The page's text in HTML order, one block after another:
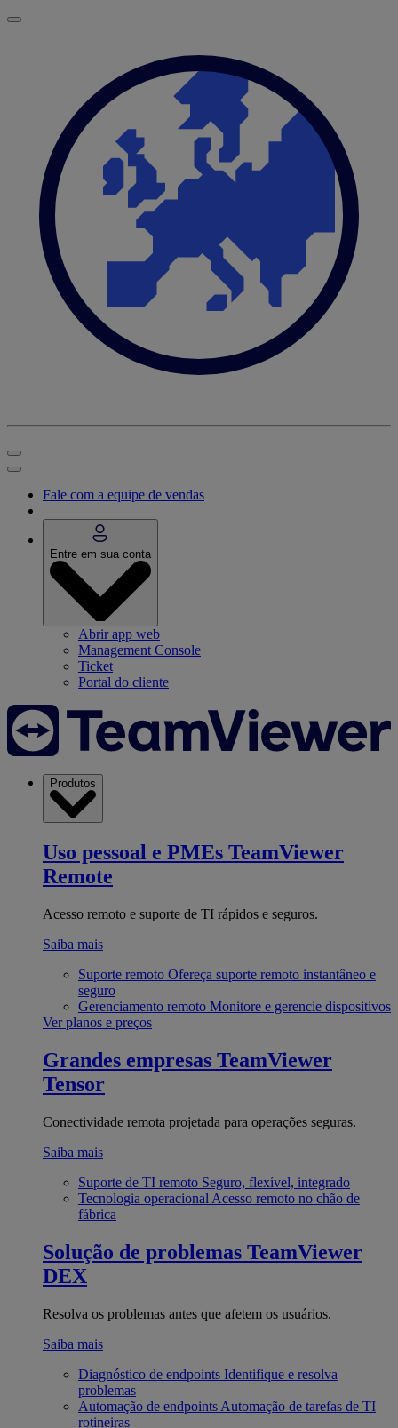
Fale com a equipe de vendas
Entre em sua conta
Abrir app web
Management Console
Ticket
Portal do cliente
Produtos
Uso pessoal e PMEs TeamViewer
Remote
Acesso remoto e suporte de TI rápidos e seguros.
Saiba mais
Suporte remoto Ofereça suporte remoto instantâneo e
seguro
Gerenciamento remoto Monitore e gerencie dispositivos
Ver planos e preços
Grandes empresas TeamViewer
Tensor
Conectividade remota projetada para operações seguras.
Saiba mais
Suporte de TI remoto Seguro, flexível, integrado
Tecnologia operacional Acesso remoto no chão de
fábrica
Solução de problemas TeamViewer
DEX
Resolva os problemas antes que afetem os usuários.
Saiba mais
Diagnóstico de endpoints Identifique e resolva
problemas
Automação de endpoints Automação de tarefas de TI
rotineiras